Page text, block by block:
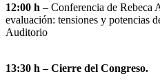
12:00 h – Conferencia de Rebeca
evaluación: tensiones y potencias
Auditorio
13:30 h – Cierre del Congreso.